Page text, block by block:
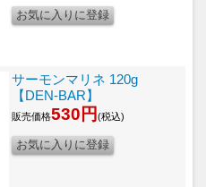
サーモンマリネ 120g
【DEN-BAR】
販売価格530円(税込)